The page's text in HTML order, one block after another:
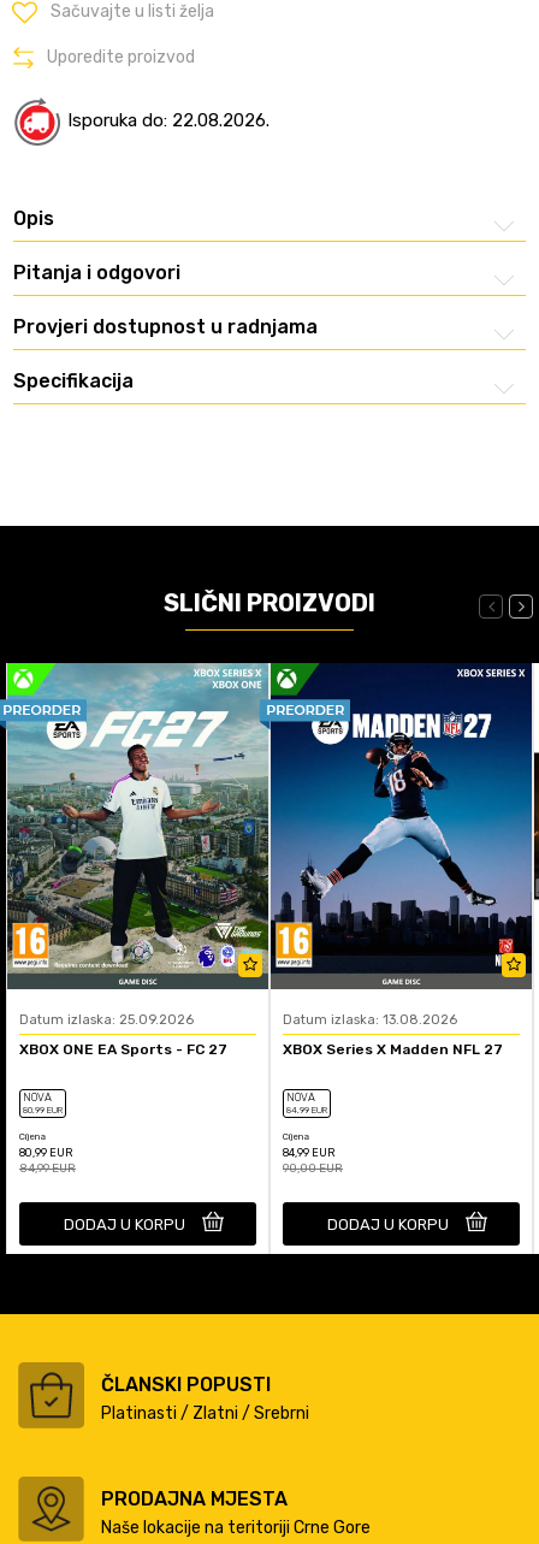
Sačuvajte u listi želja
Uporedite proizvod
Isporuka do: 22.08.2026.
Opis
Pitanja i odgovori
Provjeri dostupnost u radnjama
Specifikacija
SLIČNI PROIZVODI
Datum izlaska: 25.09.2026
XBOX ONE EA Sports - FC 27
NOVA
80,99 EUR
Cijena
80,99 EUR
84,99EUR
DODAJ U KORPU
Datum izlaska: 13.08.2026
XBOX Series X Madden NFL 27
NOVA
84,99 EUR
Cijena
84,99 EUR
90,00EUR
DODAJ U KORPU
ČLANSKI POPUSTI
Platinasti / Zlatni / Srebrni
PRODAJNA MJESTA
Naše lokacije na teritoriji Crne Gore